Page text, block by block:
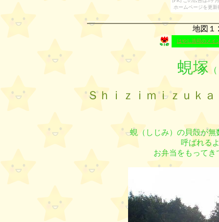
ホームページを更
地図１
はやし浩司のメイ
蜆塚
Ｓｈｉｚｉｍｉｚｕｋ
蜆（しじみ）の貝殻が
呼ばれる
お弁当をもって